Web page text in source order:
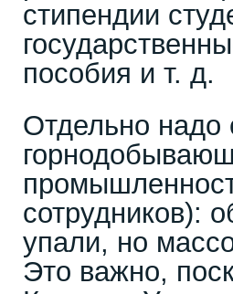
стипендии
пособия и т. д.
Отдельно надо
сотрудников):
упали, но
Это важно,